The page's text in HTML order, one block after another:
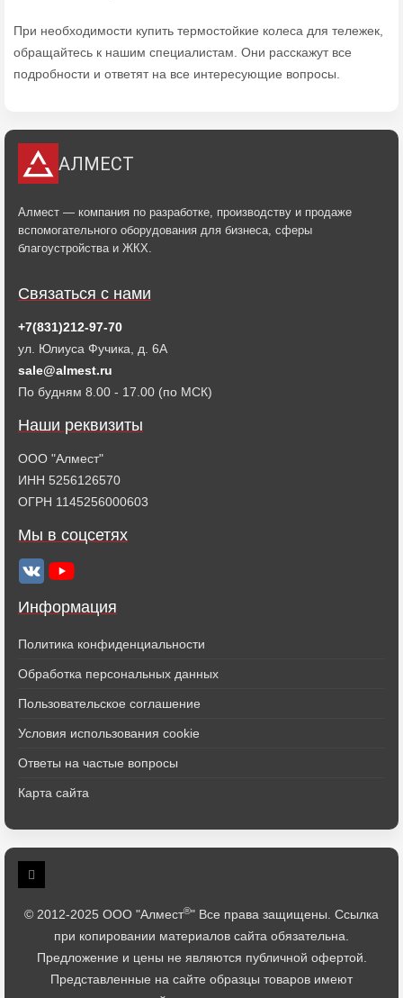
При необходимости купить термостойкие колеса для тележек,
обращайтесь к нашим специалистам. Они расскажут все
подробности и ответят на все интересующие вопросы.
АЛМЕСТ
Алмест — компания по разработке, производству и продаже
вспомогательного оборудования для бизнеса, сферы
благоустройства и ЖКХ.
Информация
Политика конфиденциальности
Обработка персональных данных
Пользовательское соглашение
Условия использования cookie
Ответы на частые вопросы
Карта сайта
Связаться с нами
+7(831)212-97-70
ул. Юлиуса Фучика, д. 6А
sale@almest.ru
По будням 8.00 - 17.00 (по МСК)
Наши реквизиты
ООО "Алмест"
ИНН 5256126570
ОГРН 1145256000603
Мы в соцсетях
© 2012-2025 ООО "Алмест®" Все права защищены. Ссылка
при копировании материалов сайта обязательна.
Предложение и цены не являются публичной офертой.
Представленные на сайте образцы товаров имеют